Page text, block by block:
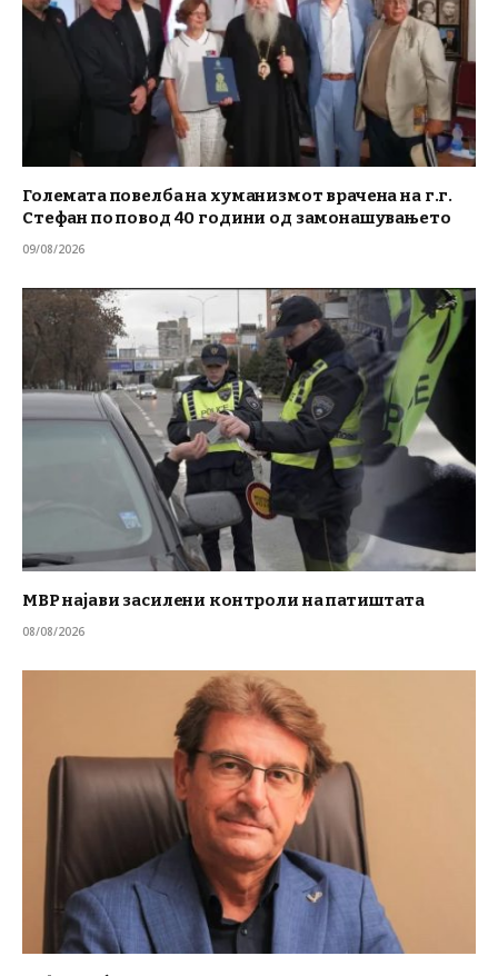
Големата повелба на хуманизмот врачена на г.г.
Стефан по повод 40 години од замонашувањето
09/08/2026
МВР најави засилени контроли на патиштата
08/08/2026